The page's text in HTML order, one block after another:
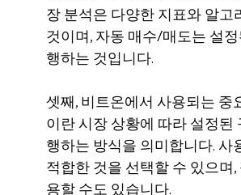
장 분석은 다양한 지표와 알
것이며, 자동 매수/매도는 설
행하는 것입니다.
셋째, 비트온에서 사용되는 중
이란 시장 상황에 따라 설정
행하는 방식을 의미합니다.
적합한 것을 선택할 수 있으
용할 수도 있습니다.